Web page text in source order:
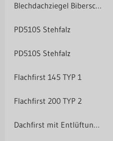
Blechdachziegel Biberschwanz
PD510S Stehfalz
PD510S Stehfalz
Flachfirst 145 TYP 1
Flachfirst 200 TYP 2
Dachfirst mit Entlüftung - 2 m